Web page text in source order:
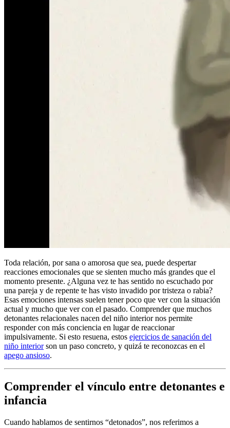
Toda relación, por sana o amorosa que sea, puede despertar
reacciones emocionales que se sienten mucho más grandes que el
momento presente. ¿Alguna vez te has sentido no escuchado por
una pareja y de repente te has visto invadido por tristeza o rabia?
Esas emociones intensas suelen tener poco que ver con la situación
actual y mucho que ver con el pasado. Comprender que muchos
detonantes relacionales nacen del niño interior nos permite
responder con más conciencia en lugar de reaccionar
impulsivamente. Si esto resuena, estos ejercicios de sanación del
niño interiorson un paso concreto, y quizá te reconozcas en el
apego ansioso.
Comprender el vínculo entre detonantes e
infancia
Cuando hablamos de sentirnos “detonados”, nos referimos a